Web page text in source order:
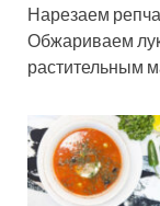
Нарезаем
Обжариваем
растительным